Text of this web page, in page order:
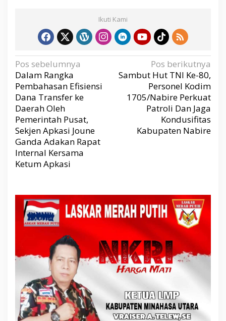
Ikuti Kami
N
a
v
i
g
a
s
i
p
o
s
Pos sebelumnya
Dalam Rangka
Pembahasan Efisiensi
Dana Transfer ke
Daerah Oleh
Pemerintah Pusat,
Sekjen Apkasi Joune
Ganda Adakan Rapat
Internal Kersama
Ketum Apkasi
Pos berikutnya
Sambut Hut TNI Ke-80,
Personel Kodim
1705/Nabire Perkuat
Patroli Dan Jaga
Kondusifitas
Kabupaten Nabire